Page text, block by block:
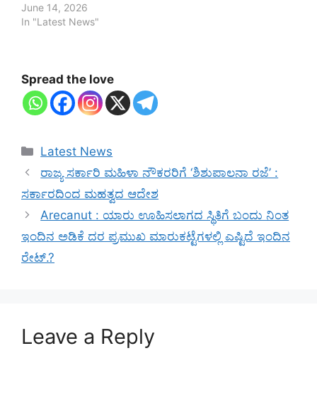
June 14, 2026
In "Latest News"
Spread the love
Categories
Latest News
ರಾಜ್ಯ ಸರ್ಕಾರಿ ಮಹಿಳಾ ನೌಕರರಿಗೆ ‘ಶಿಶುಪಾಲನಾ ರಜೆ’ :
ಸರ್ಕಾರದಿಂದ ಮಹತ್ವದ ಆದೇಶ
Arecanut : ಯಾರು ಊಹಿಸಲಾಗದ ಸ್ಥಿತಿಗೆ ಬಂದು ನಿಂತ
ಇಂದಿನ ಅಡಿಕೆ ದರ ಪ್ರಮುಖ ಮಾರುಕಟ್ಟೆಗಳಲ್ಲಿ ಎಷ್ಟಿದೆ ಇಂದಿನ
ರೇಟ್.?
Leave a Reply